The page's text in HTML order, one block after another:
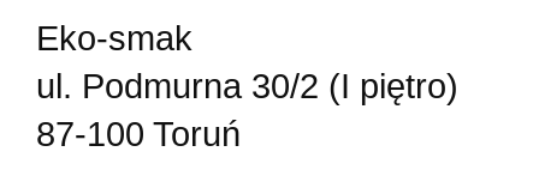
Eko-smak
ul. Podmurna 30/2 (I piętro)
87-100 Toruń